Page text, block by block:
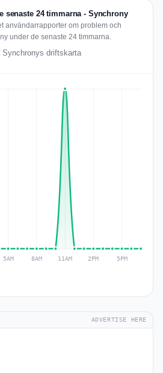
senaste 24 timmarna - Synchrony
användarrapporter om problem och
under de senaste 24 timmarna.
Synchronys driftskarta
ADVERTISE HERE